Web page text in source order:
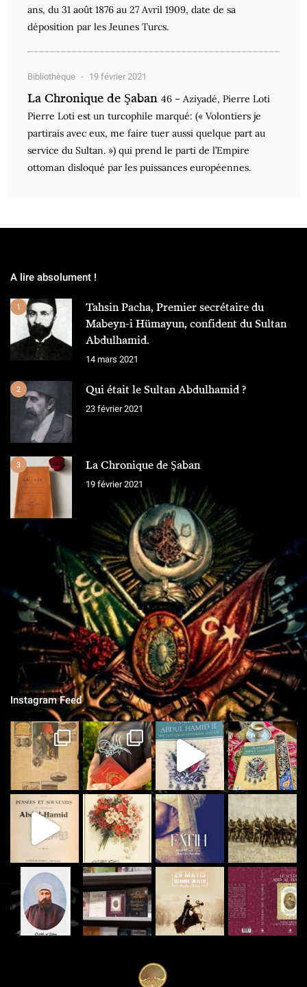
ans, du 31 août 1876 au 27 Avril 1909, date de sa
déposition par les Jeunes Turcs.
Bibliothèque 19 février 2021
La Chronique de Şaban 46 – Aziyadé, Pierre Loti
Pierre Loti est un turcophile marqué: (« Volontiers je
partirais avec eux, me faire tuer aussi quelque part au
service du Sultan. ») qui prend le parti de l’Empire
ottoman disloqué par les puissances européennes.
A lire absolument !
1
Tahsin Pacha, Premier secrétaire du
Mabeyn-i Hümayun, confident du Sultan
Abdulhamid.
14 mars 2021
2 Qui était le Sultan Abdulhamid ?
23 février 2021
3 La Chronique de Şaban
19 février 2021
L'ÉQUIPE
Chroniques Ottomanes
"Si je tombe sur le champ de bataille, qu'on grave sur la pierre,
qu'on ne vit que ce que nous réserve notre destin..."
Instagram Feed